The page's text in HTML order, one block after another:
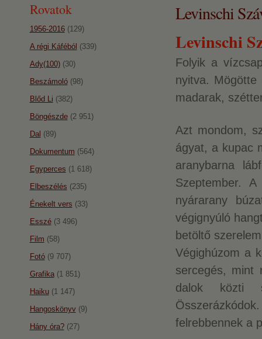
Levinschi
Levinschi
Folyik a
nyitva.
madarak,
Azt mondom,
ágyat, a kupac
aranybarna
Szeptember.
nyárarany
végignyúló
betöltő
Végighúzom a
sercegés, mint
dalok közti
felrebbennek a
Rovatok
1956-2016(129)
A régi Káféból (339)
Ady(100)(30)
Beszámoló(98)
Blőd Li (382)
Böngészde(2 951)
Dal (89)
Dokumentum (564)
Egyperces (1 618)
Elbeszélés (235)
Énekelt vers (33)
Esszé(3 496)
Film (58)
Fotó(9 707)
Grafika(1 851)
Haiku(1 147)
Hangoskönyv(9)
Hány óra?(27)